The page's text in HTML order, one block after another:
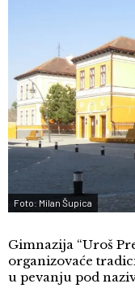
Foto: Milan Šupica
Gimnazija “Uroš
organizovaće
u pevanju pod